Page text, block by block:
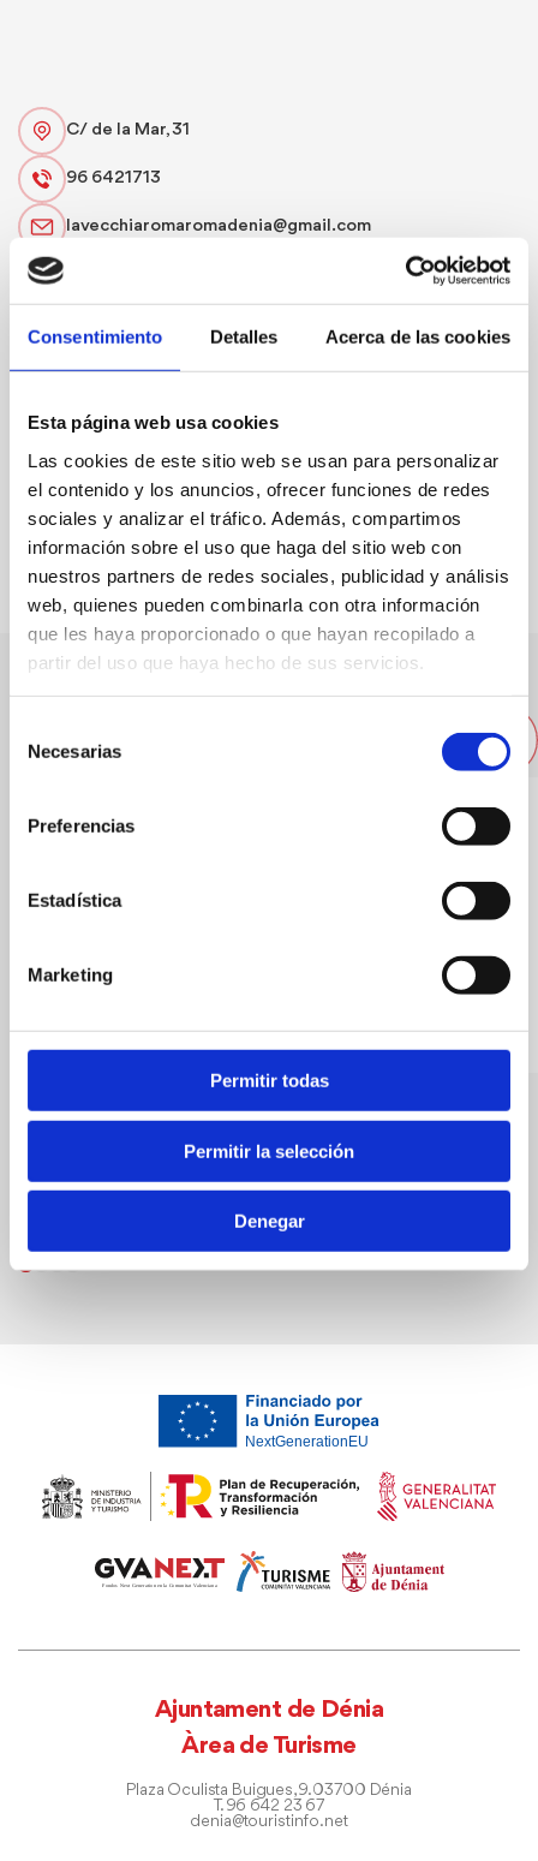
Consentimiento Detalles Acerca de las cookies
Esta página web usa cookies
Las cookies de este sitio web se usan para personalizar
el contenido y los anuncios, ofrecer funciones de redes
sociales y analizar el tráfico. Además, compartimos
información sobre el uso que haga del sitio web con
nuestros partners de redes sociales, publicidad y análisis
web, quienes pueden combinarla con otra información
que les haya proporcionado o que hayan recopilado a
partir del uso que haya hecho de sus servicios.
Necesarias
Preferencias
Estadística
Marketing
Permitir todas
Permitir la selección
Denegar
FAVORITS
C/ de la Mar, 31
96 6421713
lavecchiaromaromadenia@gmail.com
Capacitat:40
Altres restaurants pròxims
Pipo Park Parsifal
Ajuntament de Dénia
Àrea de Turisme
Plaza Oculista Buigues, 9. 03700 Dénia
T. 96 642 23 67
denia@touristinfo.net